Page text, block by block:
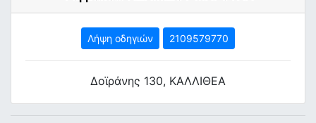
Λήψη οδηγιών 2109579770
Δοϊράνης 130, ΚΑΛΛΙΘΕΑ